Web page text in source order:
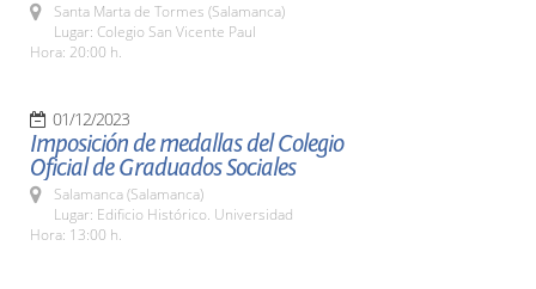
Santa Marta de Tormes (Salamanca)
Lugar: Colegio San Vicente Paul
Hora: 20:00 h.
01/12/2023
Imposición de medallas del Colegio
Oficial de Graduados Sociales
Salamanca (Salamanca)
Lugar: Edificio Histórico. Universidad
Hora: 13:00 h.